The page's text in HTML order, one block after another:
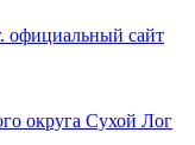
официальный сайт
округа Сухой Лог